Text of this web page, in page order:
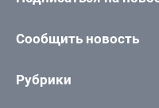
Сообщить новость
Рубрики